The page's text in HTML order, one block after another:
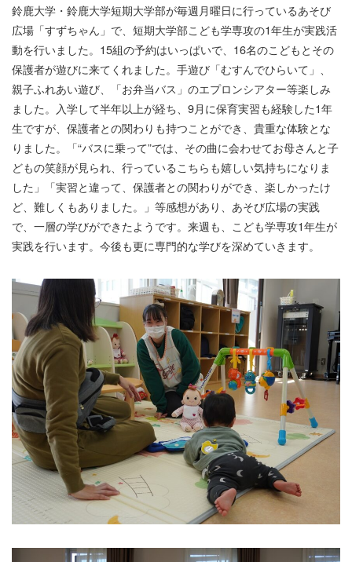
鈴鹿大学・鈴鹿大学短期大学部が毎週月曜日に行っているあそび
広場「すずちゃん」で、短期大学部こども学専攻の1年生が実践活
動を行いました。15組の予約はいっぱいで、16名のこどもとその
保護者が遊びに来てくれました。手遊び「むすんでひらいて」、
親子ふれあい遊び、「お弁当バス」のエプロンシアター等楽しみ
ました。入学して半年以上が経ち、9月に保育実習も経験した1年
生ですが、保護者との関わりも持つことができ、貴重な体験とな
りました。「“バスに乗って”では、その曲に会わせてお母さんと子
どもの笑顔が見られ、行っているこちらも嬉しい気持ちになりま
した」「実習と違って、保護者との関わりができ、楽しかったけ
ど、難しくもありました。」等感想があり、あそび広場の実践
で、一層の学びができたようです。来週も、こども学専攻1年生が
実践を行います。今後も更に専門的な学びを深めていきます。